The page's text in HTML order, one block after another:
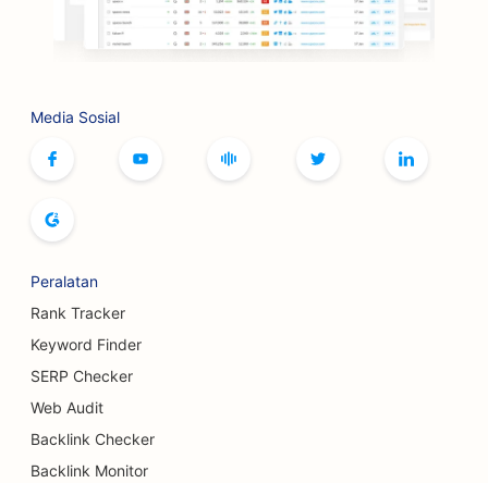
SEO untuk Layanan Botox dan Filler
SEO untuk Layanan Pembesaran Payudara
SEO untuk Restoran Prasmanan
SEO untuk Ahli Bedah Luka Bakar
SEO untuk Kafe
Media Sosial
Peralatan
Rank Tracker
Keyword Finder
SERP Checker
Web Audit
Backlink Checker
Backlink Monitor